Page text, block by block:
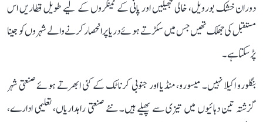
دوران خشک بورویل، خالی جھیلیں اور پانی کے ٹینکروں کے لیے طویل قطاریں اس
مستقبل کی جھلک تھیں جس میں سکڑتے ہوئے دریا پر انحصار کرنے والے شہروں کو جینا
پڑ سکتا ہے۔
بنگلورو اکیلا نہیں۔ میسورو، منڈیا اور جنوبی کرناٹک کے کئی ابھرتے ہوئے صنعتی شہر
گزشتہ تین دہائیوں میں تیزی سے پھیلے ہیں۔ نئے صنعتی راہداریاں، تعلیمی ادارے،